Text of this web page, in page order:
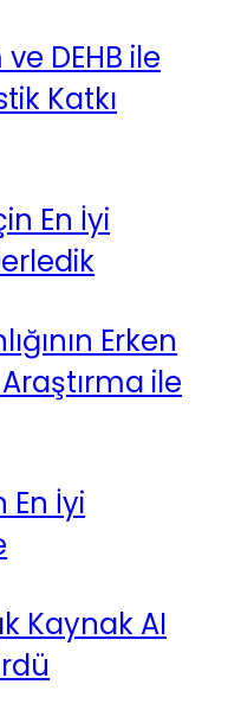
DEHB ile
Katkı
En İyi
Erken
Araştırma ile
En İyi
Kaynak AI